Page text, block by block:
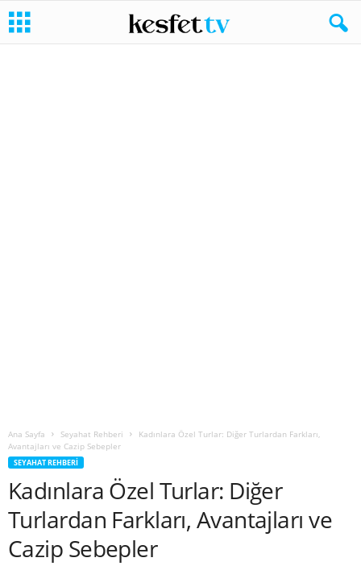
Ana Sayfa Seyahat Rehberi
Kadınlara Özel Turlar: Diğer Turlardan Farkları,
Avantajları ve Cazip Sebepler
SEYAHAT REHBERI
Kadınlara Özel Turlar: Diğer
Turlardan Farkları, Avantajları ve
Cazip Sebepler